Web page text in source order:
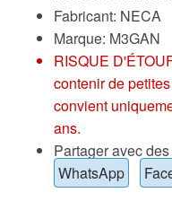
Fabricant: NECA
Marque: M3GAN
RISQUE
contenir de
convient
ans.
Partager avec
WhatsApp